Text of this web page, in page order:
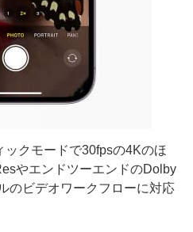
クモードで30fpsの4Kのほ
やエンドツーエンドのDolby
のビデオワークフローに対応